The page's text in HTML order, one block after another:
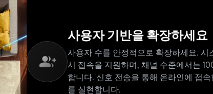
사용자 기반을 확장하세요
사용자 수를 안정적으로 확장하세요. 시
시 접속을 지원하며, 채널 수준에서는
합니다. 신호 전송을 통해 온라인에 접
를 실현합니다.